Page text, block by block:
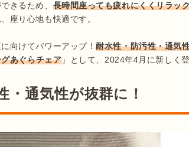
きるため、 長時間座っても疲れにくくリラッ
座り心地も快適です。
向けてパワーアップ！耐水性・防汚性・通気
あぐらチェア
・通気性が抜群に！